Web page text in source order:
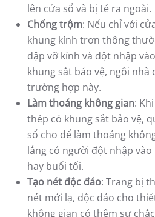
lên cửa sổ và bị té ra ngoài.
Chống trộm: Nếu chỉ với
khung kính trơn thông
đập vỡ kính và đột nhập
khung sắt bảo vệ, ngôi nhà
trường hợp này.
Làm thoáng không gian:
thép có khung sắt bảo vệ,
sổ cho để làm thoáng
lắng có người đột nhập vào
hay buổi tối.
Tạo nét độc đáo: Trang bị
nét mới lạ, độc đáo cho
không gian có thêm sự